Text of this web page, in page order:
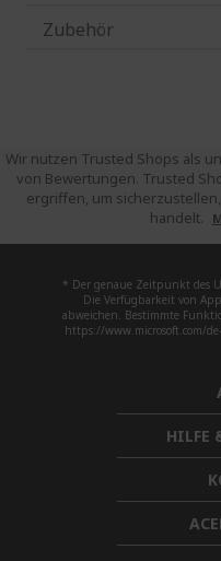
Zubehör
Wir nutzen Trusted Shops als
von Bewertungen. Trusted
ergriffen, um
handelt.
* Der genaue Zeitpunkt des
Die Verfügbarkeit von
abweichen. Bestimmte
https://www.microsoft.com/
HILFE